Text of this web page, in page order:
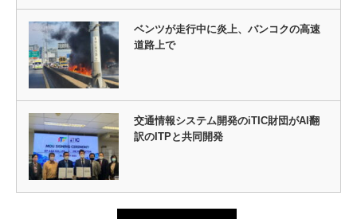
ベンツが走行中に炎上、バンコクの高速
道路上で
交通情報システム開発のiTIC財団がAI翻
訳のITPと共同開発